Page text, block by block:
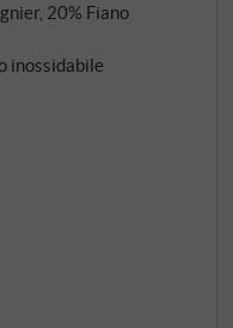
– solo che
sulla costa toscana.
appezzamenti
Vermentino,
vicini alla
in piccoli lotti che
e poi assemblati
20% Fiano
inossidabile